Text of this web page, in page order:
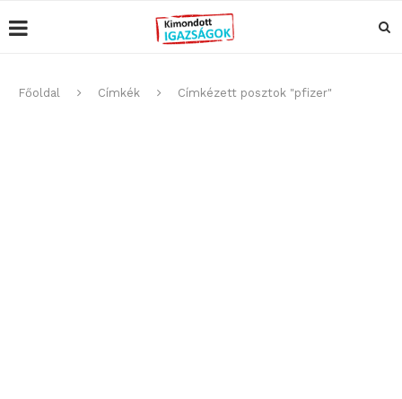
Főoldal Címkék Címkézett posztok "pfizer"